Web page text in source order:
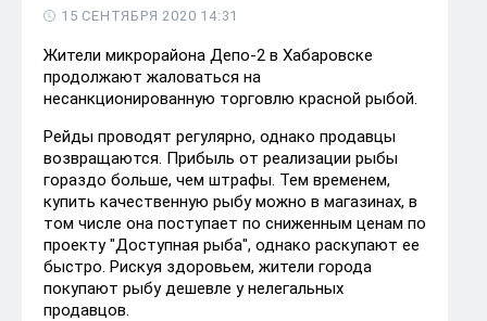
15 СЕНТЯБРЯ 2020 14:31
Жители микрорайона Депо-2 в Хабаровске
продолжают жаловаться на
несанкционированную торговлю красной рыбой.
Рейды проводят регулярно, однако продавцы
возвращаются. Прибыль от реализации рыбы
гораздо больше, чем штрафы. Тем временем,
купить качественную рыбу можно в магазинах, в
том числе она поступает по сниженным ценам по
проекту "Доступная рыба", однако раскупают ее
быстро. Рискуя здоровьем, жители города
покупают рыбу дешевле у нелегальных
продавцов.